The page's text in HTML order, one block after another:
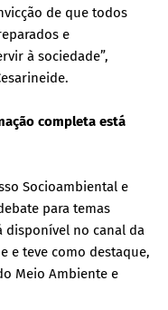
de que todos
e
à sociedade”,
completa está
Socioambiental e
para temas
disponível no canal da
e teve como destaque,
Meio Ambiente e